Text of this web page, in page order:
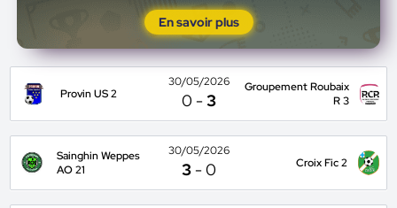
En savoir plus
Provin US 2
30/05/2026
0 -3
Groupement Roubaix
R 3
Sainghin Weppes
AO 21
30/05/2026
3 -0 Croix Fic 2